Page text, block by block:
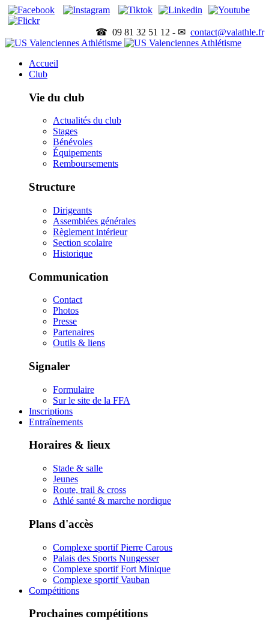
☎ 09 81 32 51 12 - ✉ contact@valathle.fr
Accueil
Club
Vie du club
Actualités du club
Stages
Bénévoles
Équipements
Remboursements
Structure
Dirigeants
Assemblées générales
Règlement intérieur
Section scolaire
Historique
Communication
Contact
Photos
Presse
Partenaires
Outils & liens
Signaler
Formulaire
Sur le site de la FFA
Inscriptions
Entraînements
Horaires & lieux
Stade & salle
Jeunes
Route, trail & cross
Athlé santé & marche nordique
Plans d'accès
Complexe sportif Pierre Carous
Palais des Sports Nungesser
Complexe sportif Fort Minique
Complexe sportif Vauban
Compétitions
Prochaines compétitions